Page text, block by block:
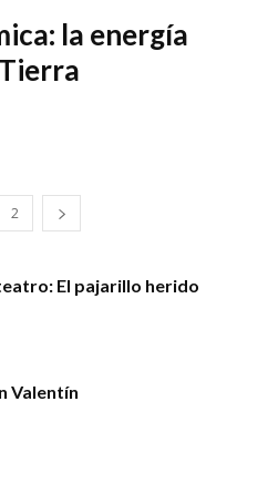
la energía
2
El pajarillo herido
Valentín